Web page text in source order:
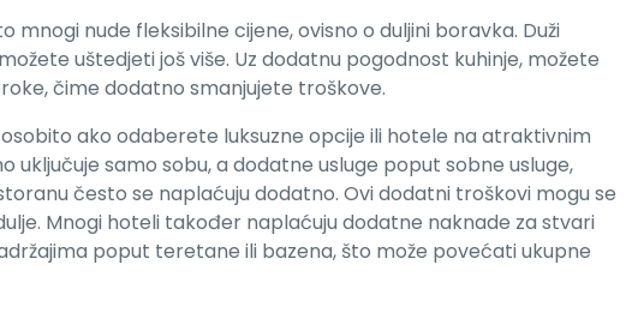
nude fleksibilne cijene, ovisno o duljini boravka. Duži
uštedjeti još više. Uz dodatnu pogodnost kuhinje, možete
čime dodatno smanjujete troškove.
ako odaberete luksuzne opcije ili hotele na atraktivnim
uključuje samo sobu, a dodatne usluge poput sobne usluge,
često se naplaćuju dodatno. Ovi dodatni troškovi mogu se
Mnogi hoteli također naplaćuju dodatne naknade za stvari
poput teretane ili bazena, što može povećati ukupne